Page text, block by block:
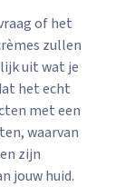
of het
zullen
uit wat je
het echt
met een
waarvan
zijn
jouw huid.